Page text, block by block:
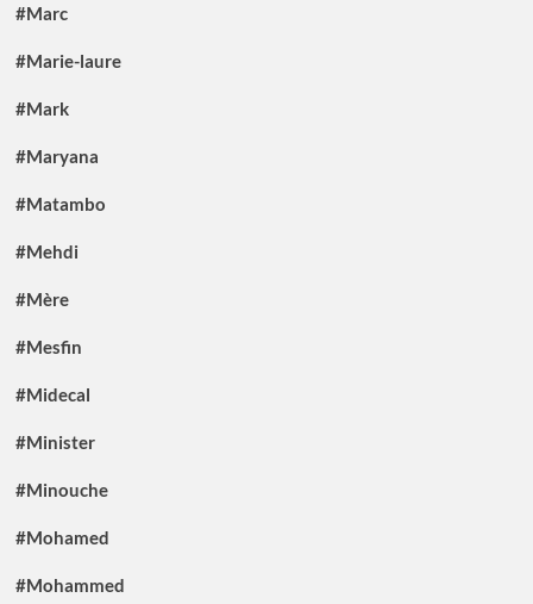
#Marc
#Marie-laure
#Mark
#Maryana
#Matambo
#Mehdi
#Mère
#Mesfin
#Midecal
#Minister
#Minouche
#Mohamed
#Mohammed